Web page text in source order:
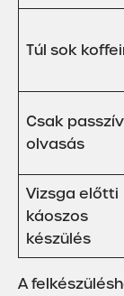
Túl sok
Csak passzív
olvasás
Vizsga előtti
káoszos
készülés
A